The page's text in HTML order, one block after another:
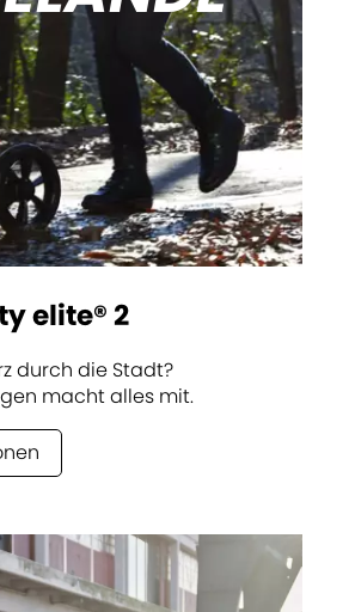
elite® 2
durch die Stadt?
macht alles mit.